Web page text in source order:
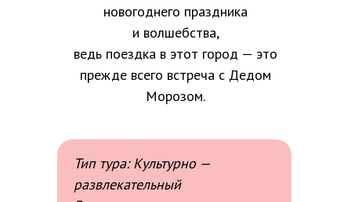
новогоднего праздника
и волшебства,
ведь поездка в этот город — это
прежде всего встреча с Дедом
Морозом.
Тип тура: Культурно —
развлекательный